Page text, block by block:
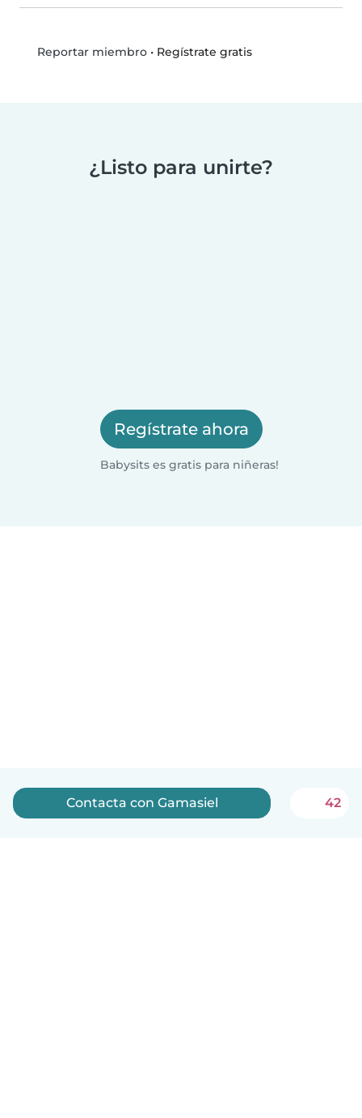
Reportar miembro• Regístrate gratis
¿Listo para unirte?
Regístrate ahora
Babysits es gratis para niñeras!
Contacta con Gamasiel 42